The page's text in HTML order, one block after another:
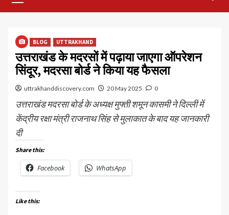
BLOG UTTRAKHAND
उत्तराखंड के मदरसों में पढ़ाया जाएगा ऑपरेशन
सिंदूर, मदरसा बोर्ड ने किया यह फैसला
uttrakhanddiscovery.com 20 May 2025 0
उत्तराखंड मदरसा बोर्ड के अध्यक्ष मुफ्ती शमून कासमी ने दिल्ली में
केंद्रीय रक्षा मंत्री राजनाथ सिंह से मुलाकात के बाद यह जानकारी
दी
Share this:
Facebook WhatsApp
Like this: